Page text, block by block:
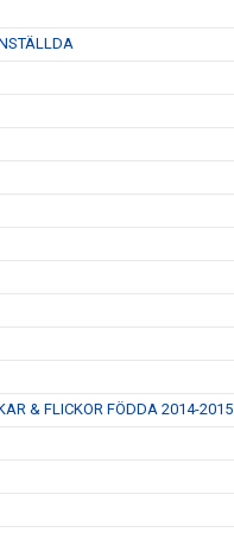
& FLICKOR FÖDDA 2014-2015